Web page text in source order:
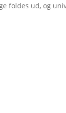
foldes ud, og